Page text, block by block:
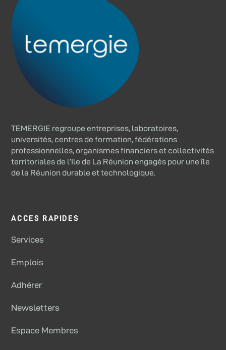
TEMERGIE regroupe entreprises, laboratoires,
universités, centres de formation, fédérations
professionnelles, organismes financiers et collectivités
territoriales de l’Ile de La Réunion engagés pour une île
de la Réunion durable et technologique.
ACCES RAPIDES
Services
Emplois
Adhérer
Newsletters
Espace Membres